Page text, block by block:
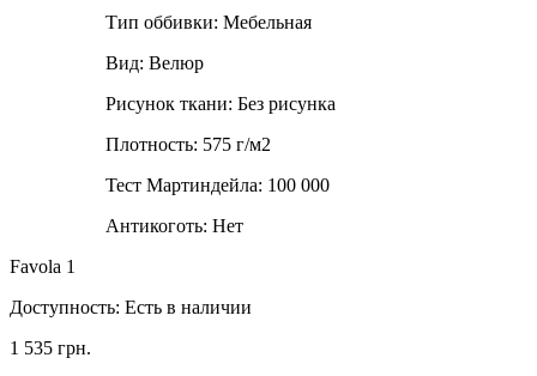
Тип оббивки: Мебельная
Вид: Велюр
Рисунок ткани: Без рисунка
Плотность: 575 г/м2
Тест Мартиндейла: 100 000
Антикоготь: Нет
Favola 1
Доступность: Есть в наличии
1 535 грн.